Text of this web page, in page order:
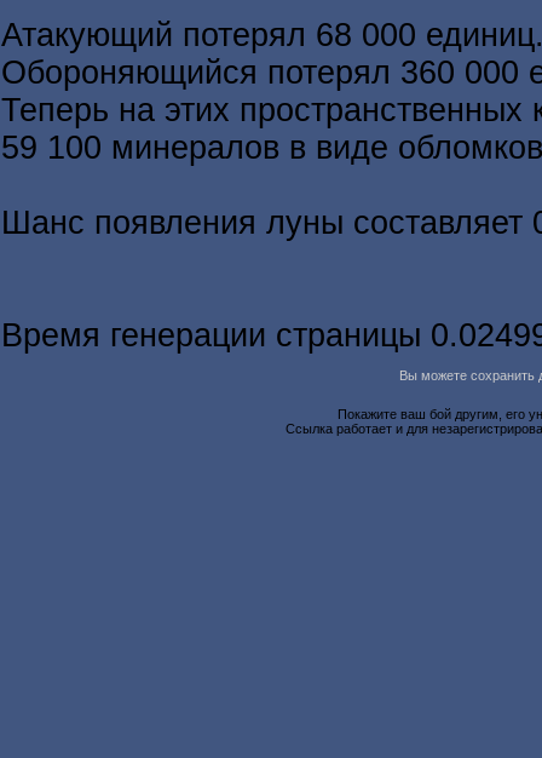
Атакующий потерял 68 000
Обороняющийся потерял 360 000
Теперь на этих
59 100 минералов в виде
Шанс появления луны составляет
Время генерации страницы
Вы можете сохранить
Покажите ваш бой другим, его
Ссылка работает и для